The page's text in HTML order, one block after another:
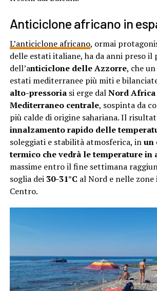
Anticiclone africano in
L’anticiclone africano, ormai
delle estati italiane, ha da anni preso il
dell’anticiclone delle Azzorre, che
estati mediterranee più miti e
alto-pressoriasi erge dalNord
Mediterraneo centrale, sospinta da
più calde di origine sahariana. Il
innalzamento rapido delle
soleggiati e stabilità atmosferica, inun
termico che vedrà le temperature in
massime entro il fine settimana
soglia dei 30-31°C al Nord e nelle
Centro.